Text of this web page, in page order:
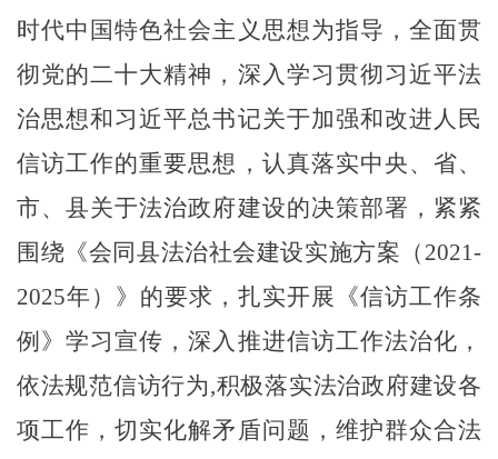
时代中国特色社会主义思想为指导，全面贯
彻党的二十大精神，深入学习贯彻习近平法
治思想和习近平总书记关于加强和改进人民
信访工作的重要思想，认真落实中央、省、
市、县关于法治政府建设的决策部署，紧紧
围绕《会同县法治社会建设实施方案（ 2021-
2025年 ） 》的要求，扎实开展《信访工作条
例》学习宣传，深入推进信访工作法治化，
依法规范信访行为,积极落实法治政府建设各
项工作 ，切实化解矛盾问题， 维护群众合法